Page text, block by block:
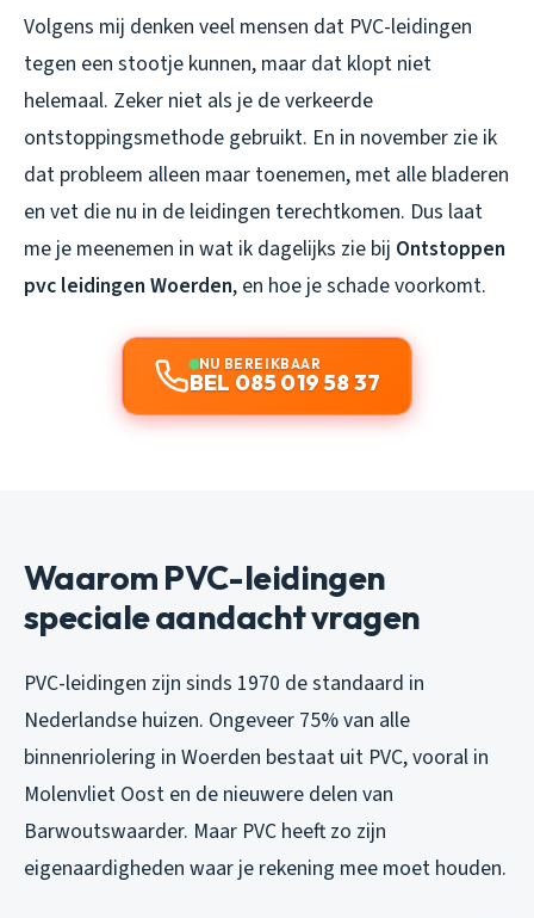
Volgens mij denken veel mensen dat PVC-leidingen
tegen een stootje kunnen, maar dat klopt niet
helemaal. Zeker niet als je de verkeerde
ontstoppingsmethode gebruikt. En in november zie ik
dat probleem alleen maar toenemen, met alle bladeren
en vet die nu in de leidingen terechtkomen. Dus laat
me je meenemen in wat ik dagelijks zie bij Ontstoppen
pvc leidingen Woerden, en hoe je schade voorkomt.
NU BEREIKBAAR
BEL 085 019 58 37
Waarom PVC-leidingen
speciale aandacht vragen
PVC-leidingen zijn sinds 1970 de standaard in
Nederlandse huizen. Ongeveer 75% van alle
binnenriolering in Woerden bestaat uit PVC, vooral in
Molenvliet Oost en de nieuwere delen van
Barwoutswaarder. Maar PVC heeft zo zijn
eigenaardigheden waar je rekening mee moet houden.